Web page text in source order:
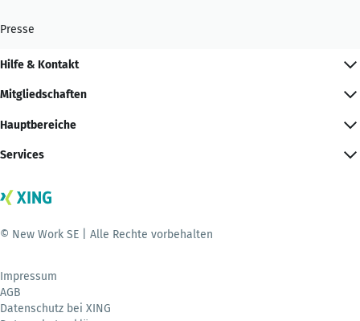
Presse
Hilfe & Kontakt
Mitgliedschaften
Hauptbereiche
Services
© New Work SE | Alle Rechte vorbehalten
Impressum
AGB
Datenschutz bei XING